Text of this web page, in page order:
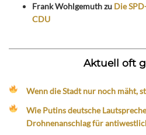
Frank Wohlgemuthzu Die
CDU
Aktuell oft
Wenn die Stadt nur noch mäht,
Wie Putins deutsche
Drohnenanschlag für